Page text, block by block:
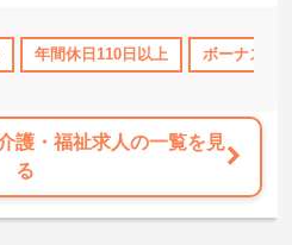
年間休日110日以上 ボーナス・
護・福祉求人の一覧を見
る